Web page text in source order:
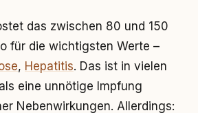
das zwischen 80 und 150
für die wichtigsten Werte –
, Hepatitis. Das ist in vielen
eine unnötige Impfung
Nebenwirkungen. Allerdings: